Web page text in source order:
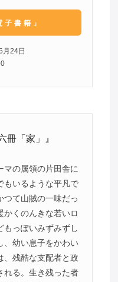
子書籍」
月24日
冊「家」』
マの属領の片田舎に
もいるような平凡で
つて山賊の一味だっ
かくのんきな若いロ
もっぽいみずみずし
、幼い息子をかわい
、残酷な支配者と政
れる。生き残った者